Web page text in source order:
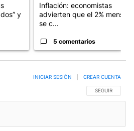
y
Inflación: economistas
advierten que el 2% mensual
se c...
5 comentarios
SIGA ESTA
SEGUIR
INICIAR SESIÓN CREAR CUENTA